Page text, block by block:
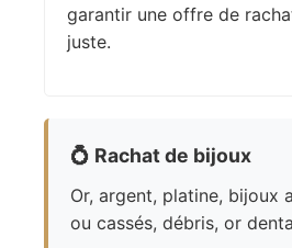
garantir une offre de
juste.
💍 Rachat de bijoux
Or, argent, platine, bijoux
ou cassés, débris, or